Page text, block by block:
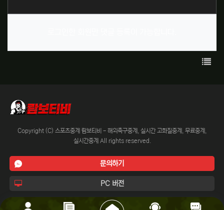
목록
Copyright (C) 스포츠중계 람보티비 - 해외축구중계, 실시간 고화질중계, 무료중계,
실시간중계 All rights reserved.
문의하기
PC 버전